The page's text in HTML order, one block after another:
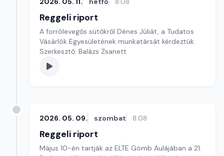
Reggeli riport
A forrólevegős sütőkről Dénes Júliát, a Tudatos
Vásárlók Egyesületének munkatársát kérdeztük.
Szerkesztő: Balázs Zsanett
2026. 05. 09. szombat 8:08
Reggeli riport
Május 10-én tartják az ELTE Gömb Aulájában a 21.